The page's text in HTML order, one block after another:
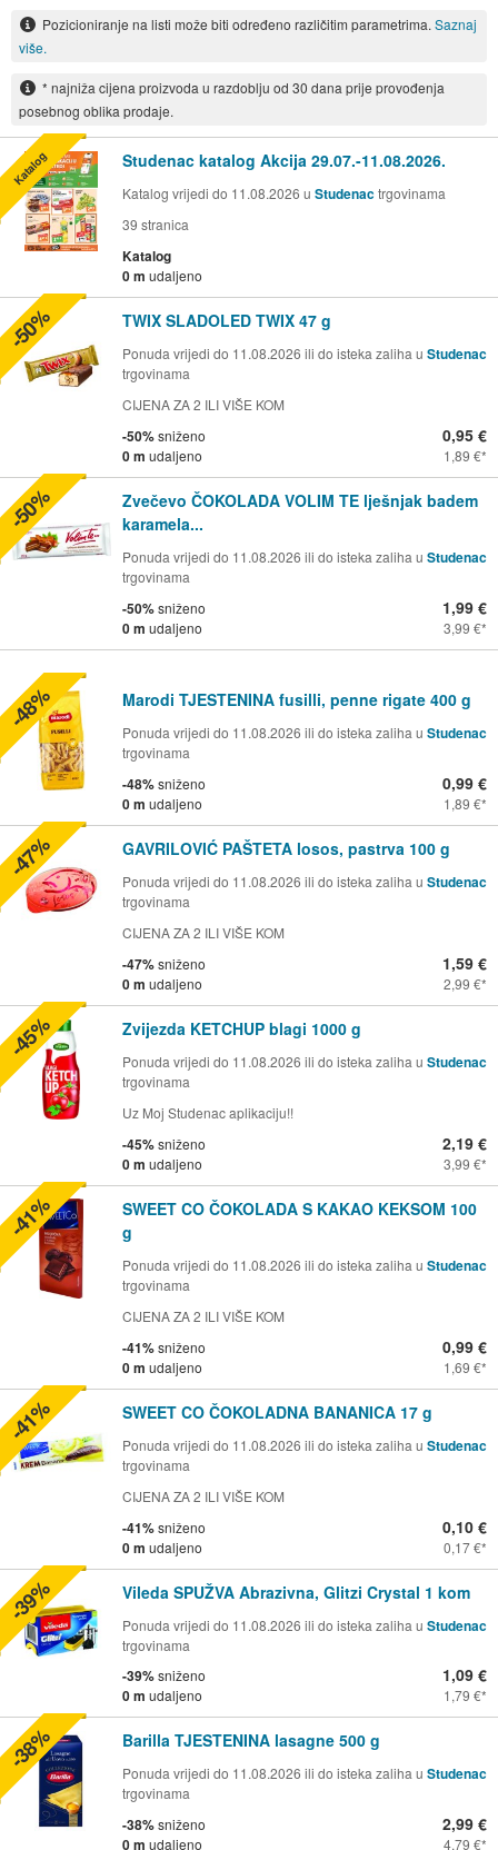
Pozicioniranje na listi može biti određeno različitim parametrima. Saznaj
više.
* najniža cijena proizvoda u razdoblju od 30 dana prije provođenja
posebnog oblika prodaje.
Studenac katalog Akcija 29.07.-11.08.2026.
Katalog vrijedi do 11.08.2026 u Studenactrgovinama
39 stranica
Katalog
0 m udaljeno
Katalog
TWIX SLADOLED TWIX 47 g
Ponuda vrijedi do 11.08.2026 ili do isteka zaliha u Studenac
trgovinama
CIJENA ZA 2 ILI VIŠE KOM
-50%sniženo
0 m udaljeno
0,95 €
1,89 €
-50%
Zvečevo ČOKOLADA VOLIM TE lješnjak badem
karamela...
Ponuda vrijedi do 11.08.2026 ili do isteka zaliha u Studenac
trgovinama
-50%sniženo
0 m udaljeno
1,99 €
3,99 €
-50%
Marodi TJESTENINA fusilli, penne rigate 400 g
Ponuda vrijedi do 11.08.2026 ili do isteka zaliha u Studenac
trgovinama
-48%sniženo
0 m udaljeno
0,99 €
1,89 €
-48%
GAVRILOVIĆ PAŠTETA losos, pastrva 100 g
Ponuda vrijedi do 11.08.2026 ili do isteka zaliha u Studenac
trgovinama
CIJENA ZA 2 ILI VIŠE KOM
-47%sniženo
0 m udaljeno
1,59 €
2,99 €
-47%
Zvijezda KETCHUP blagi 1000 g
Ponuda vrijedi do 11.08.2026 ili do isteka zaliha u Studenac
trgovinama
Uz Moj Studenac aplikaciju!!
-45%sniženo
0 m udaljeno
2,19 €
3,99 €
-45%
SWEET CO ČOKOLADA S KAKAO KEKSOM 100
g
Ponuda vrijedi do 11.08.2026 ili do isteka zaliha u Studenac
trgovinama
CIJENA ZA 2 ILI VIŠE KOM
-41%sniženo
0 m udaljeno
0,99 €
1,69 €
-41%
SWEET CO ČOKOLADNA BANANICA 17 g
Ponuda vrijedi do 11.08.2026 ili do isteka zaliha u Studenac
trgovinama
CIJENA ZA 2 ILI VIŠE KOM
-41%sniženo
0 m udaljeno
0,10 €
0,17 €
-41%
Vileda SPUŽVA Abrazivna, Glitzi Crystal 1 kom
Ponuda vrijedi do 11.08.2026 ili do isteka zaliha u Studenac
trgovinama
-39%sniženo
0 m udaljeno
1,09 €
1,79 €
-39%
Barilla TJESTENINA lasagne 500 g
Ponuda vrijedi do 11.08.2026 ili do isteka zaliha u Studenac
trgovinama
-38%sniženo
0 m udaljeno
2,99 €
4,79 €
-38%